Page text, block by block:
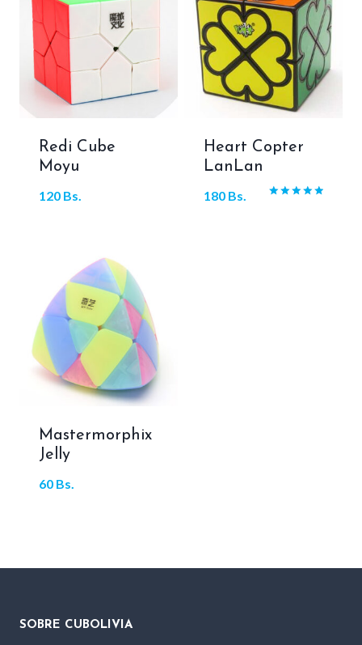
Redi Cube
Moyu
120 Bs.
Heart Copter
LanLan
180 Bs.
Mastermorphix
Jelly
60 Bs.
SOBRE CUBOLIVIA